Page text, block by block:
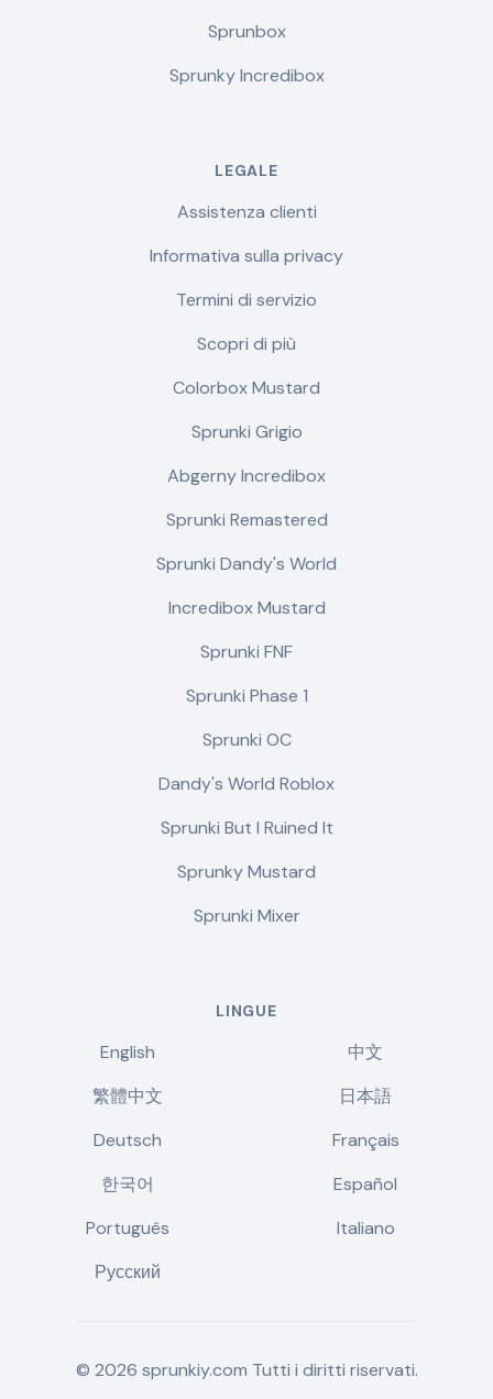
Sprunbox
Sprunky Incredibox
LEGALE
Assistenza clienti
Informativa sulla privacy
Termini di servizio
Scopri di più
Colorbox Mustard
Sprunki Grigio
Abgerny Incredibox
Sprunki Remastered
Sprunki Dandy's World
Incredibox Mustard
Sprunki FNF
Sprunki Phase 1
Sprunki OC
Dandy's World Roblox
Sprunki But I Ruined It
Sprunky Mustard
Sprunki Mixer
LINGUE
English
中文
繁體中文
日本語
Deutsch
Français
한국어
Español
Português
Italiano
Русский
© 2026 sprunkiy.com Tutti i diritti riservati.